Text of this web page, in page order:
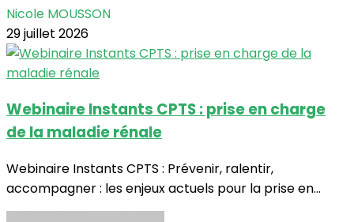
Nicole MOUSSON
29 juillet 2026
Webinaire Instants CPTS : prise en charge
de la maladie rénale
Webinaire Instants CPTS : Prévenir, ralentir,
accompagner : les enjeux actuels pour la prise en...